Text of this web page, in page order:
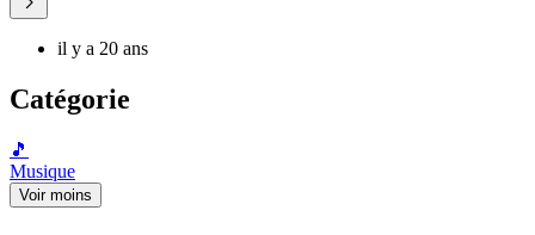
il y a 20 ans
Catégorie
🎵
Musique
Voir moins